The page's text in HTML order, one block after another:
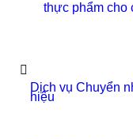
thực phẩm
Dịch vụ Chuyển
hiệu